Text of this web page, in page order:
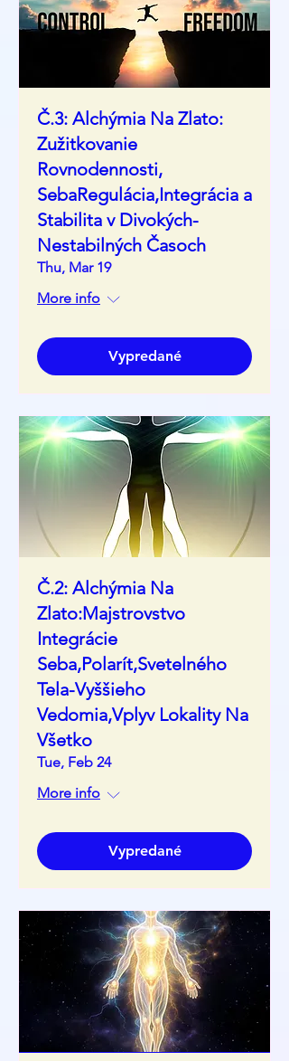
Č.3: Alchýmia Na Zlato:
Zužitkovanie
Rovnodennosti,
SebaRegulácia,Integrácia a
Stabilita v Divokých-
Nestabilných Časoch
Thu, Mar 19
More info
Vypredané
Č.2: Alchýmia Na
Zlato:Majstrovstvo
Integrácie
Seba,Polarít,Svetelného
Tela-Vyššieho
Vedomia,Vplyv Lokality Na
Všetko
Tue, Feb 24
More info
Vypredané